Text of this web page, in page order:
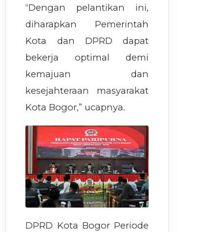
“Dengan pelantikan ini,
diharapkan Pemerintah
Kota dan DPRD dapat
bekerja optimal demi
kemajuan dan
kesejahteraan masyarakat
Kota Bogor,” ucapnya.
DPRD Kota Bogor Periode